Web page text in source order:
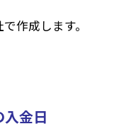
作成します。
金日